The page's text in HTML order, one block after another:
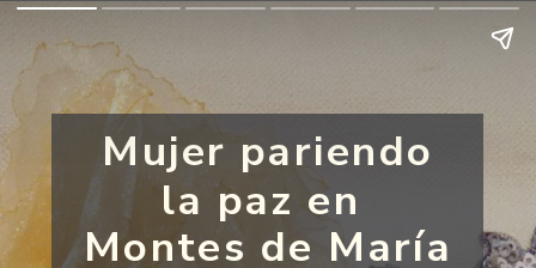
Mujer pariendo
la paz en
Montes de María